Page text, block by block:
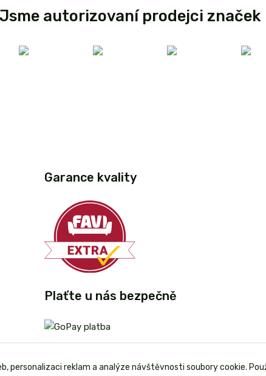
Jsme autorizovaní prodejci značek
Garance kvality
Plaťte u nás bezpečně
personalizaci reklam a analýze návštěvnosti soubory cookie.